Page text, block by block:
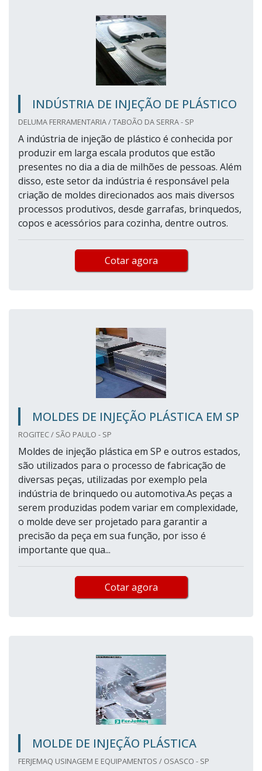
INDÚSTRIA DE INJEÇÃO DE PLÁSTICO
DELUMA FERRAMENTARIA / TABOÃO DA SERRA - SP
A indústria de injeção de plástico é conhecida por
produzir em larga escala produtos que estão
presentes no dia a dia de milhões de pessoas. Além
disso, este setor da indústria é responsável pela
criação de moldes direcionados aos mais diversos
processos produtivos, desde garrafas, brinquedos,
copos e acessórios para cozinha, dentre outros.
Cotar agora
MOLDES DE INJEÇÃO PLÁSTICA EM SP
ROGITEC / SÃO PAULO - SP
Moldes de injeção plástica em SP e outros estados,
são utilizados para o processo de fabricação de
diversas peças, utilizadas por exemplo pela
indústria de brinquedo ou automotiva.As peças a
serem produzidas podem variar em complexidade,
o molde deve ser projetado para garantir a
precisão da peça em sua função, por isso é
importante que qua...
Cotar agora
MOLDE DE INJEÇÃO PLÁSTICA
FERJEMAQ USINAGEM E EQUIPAMENTOS / OSASCO - SP